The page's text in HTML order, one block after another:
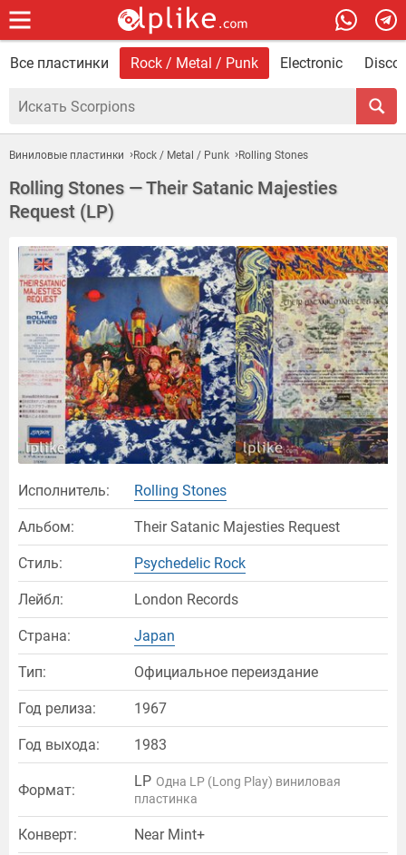
Все пластинки Rock / Metal / Punk Electronic Disco
Виниловые пластинки Rock / Metal / Punk Rolling Stones
Rolling Stones — Their Satanic Majesties
Request (LP)
Исполнитель: Rolling Stones
Альбом: Their Satanic Majesties Request
Стиль: Psychedelic Rock
Лейбл: London Records
Страна: Japan
Тип: Официальное переиздание
Год релиза: 1967
Год выхода: 1983
Формат: LP Одна LP (Long Play) виниловая
пластинка
Конверт: Near Mint+